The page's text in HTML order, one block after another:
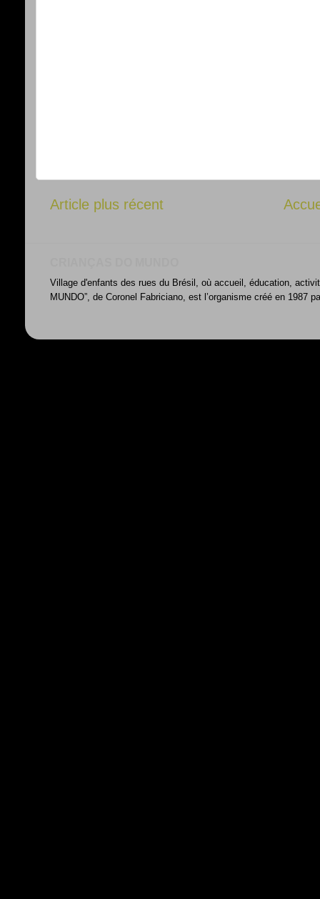
Article plus récent
Village d'enfants des rues du Brésil, où accueil, éducation,
MUNDO”, de Coronel Fabriciano, est l’organisme créé en